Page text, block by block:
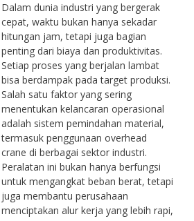
Dalam dunia industri yang bergerak
cepat, waktu bukan hanya sekadar
hitungan jam, tetapi juga bagian
penting dari biaya dan produktivitas.
Setiap proses yang berjalan lambat
bisa berdampak pada target produksi.
Salah satu faktor yang sering
menentukan kelancaran operasional
adalah sistem pemindahan material,
termasuk penggunaan overhead
crane di berbagai sektor industri.
Peralatan ini bukan hanya berfungsi
untuk mengangkat beban berat, tetapi
juga membantu perusahaan
menciptakan alur kerja yang lebih rapi,